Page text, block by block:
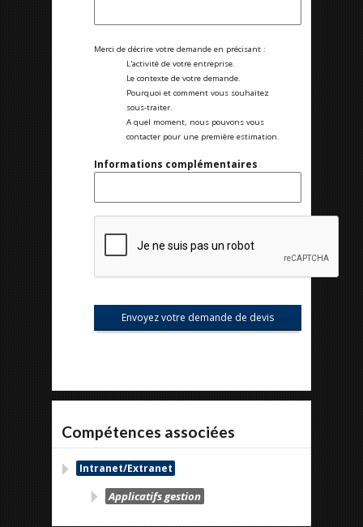
Merci de décrire votre demande en précisant :
L'activité de votre entreprise.
Le contexte de votre demande.
Pourquoi et comment vous souhaitez
sous-traiter.
A quel moment, nous pouvons vous
contacter pour une première estimation.
Informations complémentaires
Compétences associées
Intranet/Extranet
Applicatifs gestion